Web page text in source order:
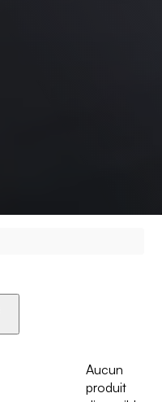
Aucun
produit